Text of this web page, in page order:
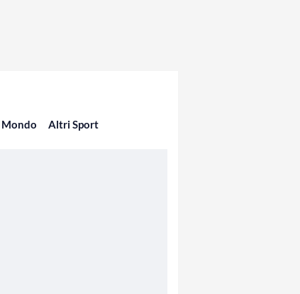
Mondo Altri Sport